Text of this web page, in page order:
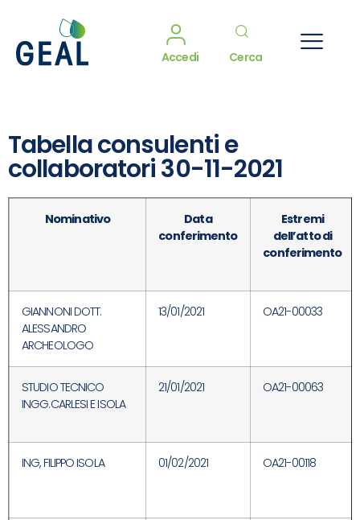
Accedi Cerca
Tabella consulenti e
collaboratori 30-11-2021
Nominativo
Data
conferimento
Estremi
dell’atto di
conferimento
GIANNONI DOTT.
ALESSANDRO
ARCHEOLOGO
13/01/2021 OA21-00033
STUDIO TECNICO
INGG.CARLESI E ISOLA
21/01/2021 OA21-00063
ING, FILIPPO ISOLA 01/02/2021 OA21-00118